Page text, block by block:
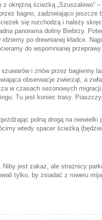
okrężną ścieżką „Szuszalewo”
bagno, zadziwiająco jeszcze
się rozchodzą i należy
panorama doliny Biebrzy.
po drewnianej kładce.
do wspomnianej
i znów przez bagienny
obserwacje zwierząt, a
w czasach sezonowych
Tu jest koniec trasy.
polną drogą na niewielki
wtedy spacer ścieżką
jest zakaz, ale strażnicy
tylko, by zsiadać z roweru